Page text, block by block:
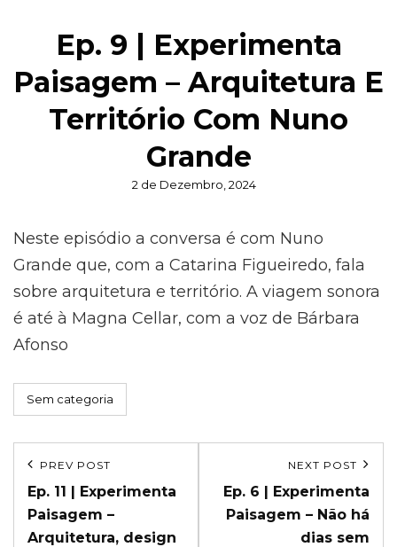
Ep. 9 | Experimenta
Paisagem – Arquitetura E
Território Com Nuno
Grande
Posted
2 de Dezembro, 2024
Neste episódio a conversa é com Nuno
Grande que, com a Catarina Figueiredo, fala
sobre arquitetura e território. A viagem sonora
é até à Magna Cellar, com a voz de Bárbara
Afonso
Categories
Sem categoria
Navegação
de
artigos
Previous
Post
PREV POST
Ep. 11 | Experimenta
Paisagem –
Arquitetura, design
Post
NEXT POST
Ep. 6 | Experimenta
Paisagem – Não há
dias sem